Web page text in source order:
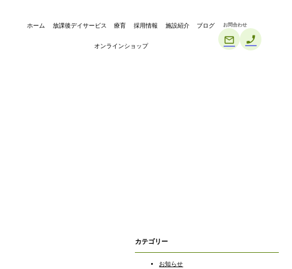
ホーム 放課後デイサービス 療育 採用情報 施設紹介 ブログ
オンラインショップ
お問合わせ
カテゴリー
お知らせ